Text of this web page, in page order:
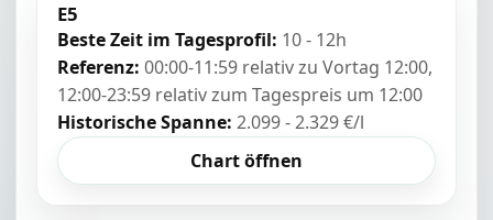
E5
Beste Zeit im Tagesprofil: 10 - 12h
Referenz: 00:00-11:59 relativ zu Vortag 12:00,
12:00-23:59 relativ zum Tagespreis um 12:00
Historische Spanne: 2.099 - 2.329 €/l
Chart öffnen